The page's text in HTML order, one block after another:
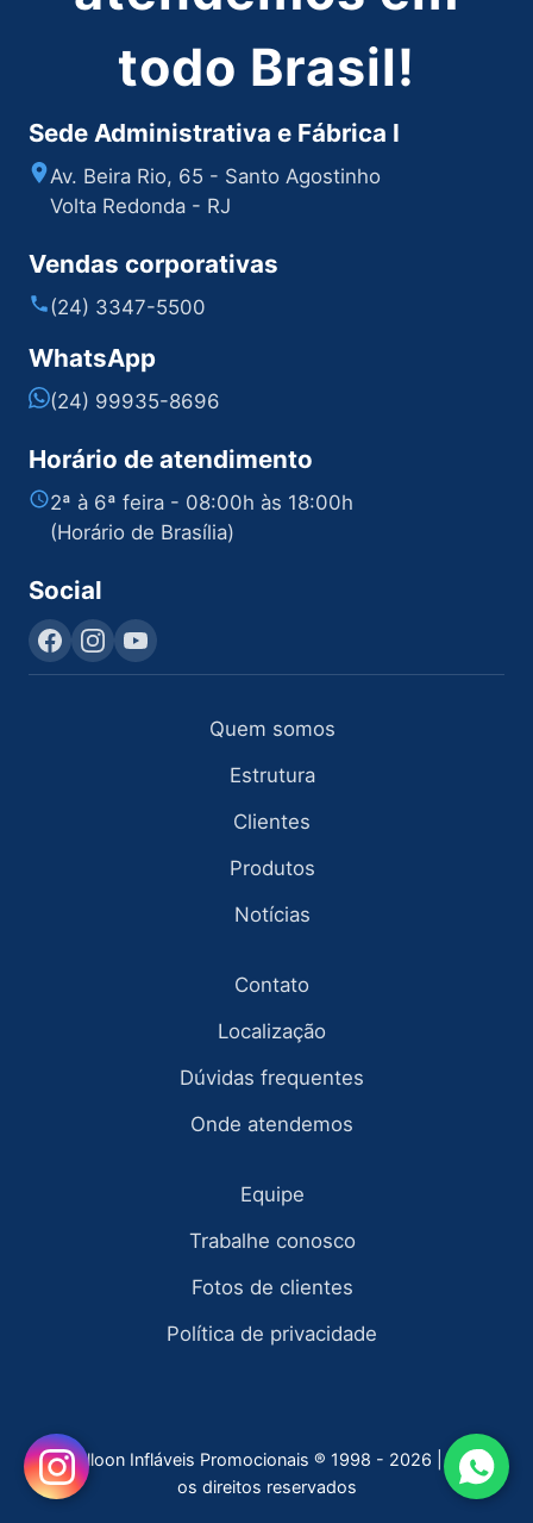
todo Brasil!
Sede Administrativa e Fábrica I
Av. Beira Rio, 65 - Santo Agostinho
Volta Redonda - RJ
Vendas corporativas
(24) 3347-5500
WhatsApp
(24) 99935-8696
Horário de atendimento
2ª à 6ª feira - 08:00h às 18:00h
(Horário de Brasília)
Social
Quem somos
Estrutura
Clientes
Produtos
Notícias
Contato
Localização
Dúvidas frequentes
Onde atendemos
Equipe
Trabalhe conosco
Fotos de clientes
Política de privacidade
Fly Balloon Infláveis Promocionais ® 1998 - 2026 | todos
os direitos reservados